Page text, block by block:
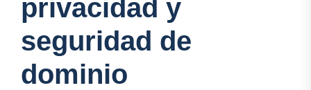
privacidad y
seguridad de
dominio